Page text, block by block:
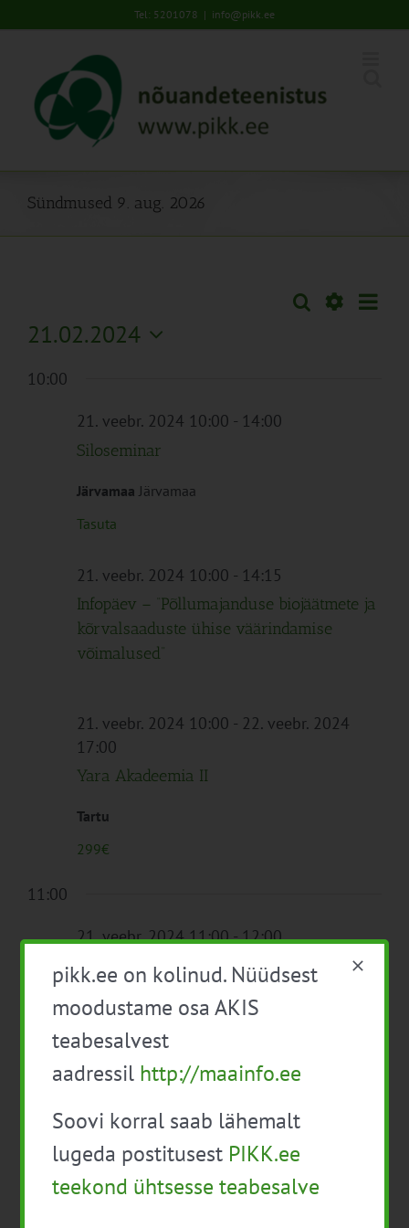
to
Tel: 5201078 | info@pikk.ee
Sündmused 9. aug. 2026
Sündmused
Otsi Päev
21.02.2024
kuupäev.
10:00
21. veebr. 2024 10:00 - 14:00
Siloseminar
Järvamaa Järvamaa
Tasuta
21. veebr. 2024 10:00 - 14:15
Infopäev – “Põllumajanduse biojäätmete ja
kõrvalsaaduste ühise väärindamise
võimalused”
21. veebr. 2024 10:00 - 22. veebr. 2024
17:00
Yara Akadeemia II
Tartu
299€
11:00
21. veebr. 2024 11:00-12:00
Paul-Tech OÜ töötuba: Toitained
Eelmine päev Järgmine päev
Telli kalender
pikk.ee on kolinud. Nüüdsest
moodustame osa AKIS
teabesalvest
aadressil http://maainfo.ee
Soovi korral saab lähemalt
lugeda postitusest PIKK.ee
teekond ühtsesse teabesalve